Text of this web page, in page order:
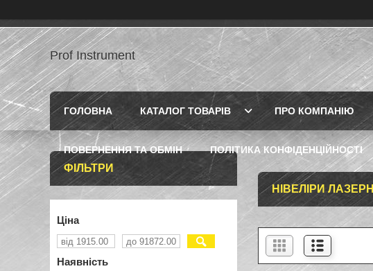
Prof Instrument
ГОЛОВНА КАТАЛОГ ТОВАРІВ ПРО КОМПАНІЮ
ПОВЕРНЕННЯ ТА ОБМІН ПОЛІТИКА КОНФІДЕНЦІЙНОСТІ
НІВЕЛІРИ ЛАЗЕРНІ
ФІЛЬТРИ
Ціна
Наявність